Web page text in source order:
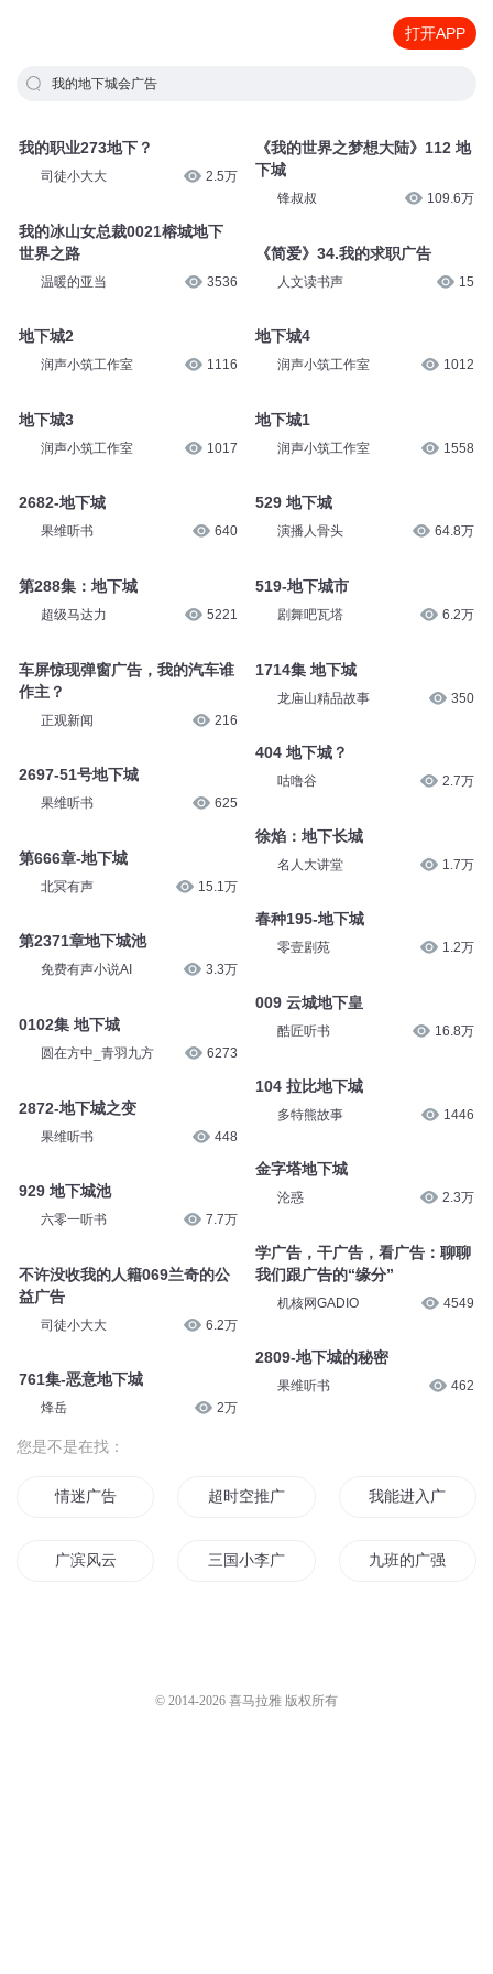
打开APP
我的地下城会广告
我的职业273地下？
司徒小大大 2.5万
我的冰山女总裁0021榕城地下
世界之路
温暖的亚当 3536
地下城2
润声小筑工作室 1116
地下城3
润声小筑工作室 1017
2682-地下城
果维听书 640
第288集：地下城
超级马达力 5221
车屏惊现弹窗广告，我的汽车谁
作主？
正观新闻 216
2697-51号地下城
果维听书 625
第666章-地下城
北冥有声 15.1万
第2371章地下城池
免费有声小说AI 3.3万
0102集 地下城
圆在方中_青羽九方 6273
2872-地下城之变
果维听书 448
929 地下城池
六零一听书 7.7万
不许没收我的人籍069兰奇的公
益广告
司徒小大大 6.2万
761集-恶意地下城
烽岳 2万
《我的世界之梦想大陆》112 地
下城
锋叔叔 109.6万
《简爱》34.我的求职广告
人文读书声 15
地下城4
润声小筑工作室 1012
地下城1
润声小筑工作室 1558
529 地下城
演播人骨头 64.8万
519-地下城市
剧舞吧瓦塔 6.2万
1714集 地下城
龙庙山精品故事 350
404 地下城？
咕噜谷 2.7万
徐焰：地下长城
名人大讲堂 1.7万
春种195-地下城
零壹剧苑 1.2万
009 云城地下皇
酷匠听书 16.8万
104 拉比地下城
多特熊故事 1446
金字塔地下城
沦惑 2.3万
学广告，干广告，看广告：聊聊
我们跟广告的“缘分”
机核网GADIO 4549
2809-地下城的秘密
果维听书 462
您是不是在找：
情迷广告 超时空推广员 我能进入广告里
广滨风云 三国小李广 九班的广强老师
© 2014-2026 喜马拉雅 版权所有